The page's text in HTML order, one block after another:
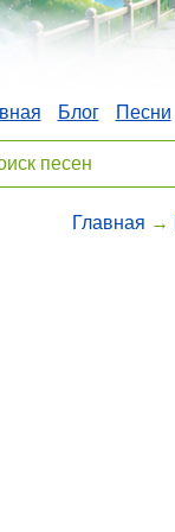
Блог Песни
Главная →